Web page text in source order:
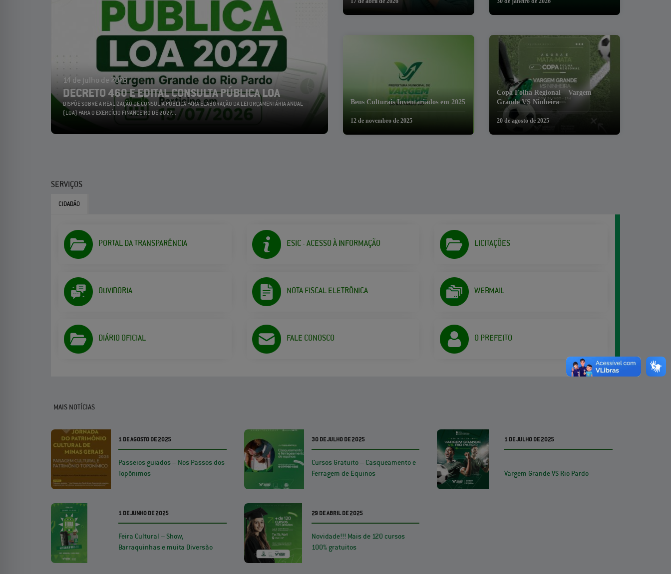
14 de julho de 2026
DECRETO 460 E EDITAL CONSULTA PÚBLICA LOA
DISPÕE SOBRE A REALIZAÇÃO DE CONSULTA PÚBLICA PARA ELABORAÇÃO DA LEI ORÇAMENTÁRIA ANUAL
(LOA) PARA O EXERCÍCIO FINANCEIRO DE 2027...
Bens Culturais Inventariados em 2025
12 de novembro de 2025
Copa Folha Regional – Vargem
Grande VS Ninheira
20 de agosto de 2025
SERVIÇOS
CIDADÃO
PORTAL DA TRANSPARÊNCIA ESIC - ACESSO À INFORMAÇÃO LICITAÇÕES
OUVIDORIA NOTA FISCAL ELETRÔNICA WEBMAIL
DIÁRIO OFICIAL FALE CONOSCO O PREFEITO
MAIS NOTÍCIAS
1 DE AGOSTO DE 2025
Passeios guiados – Nos Passos dos
Topônimos
30 DE JULHO DE 2025
Cursos Gratuito – Casqueamento e
Ferragem de Equinos
1 DE JULHO DE 2025
Vargem Grande VS Rio Pardo
1 DE JUNHO DE 2025
Feira Cultural – Show,
Barraquinhas e muita Diversão
29 DE ABRIL DE 2025
Novidade!!! Mais de 120 cursos
100% gratuitos